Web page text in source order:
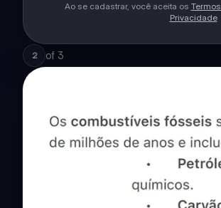
Ao se cadastrar, você aceita os
Privacidade
2 of 3